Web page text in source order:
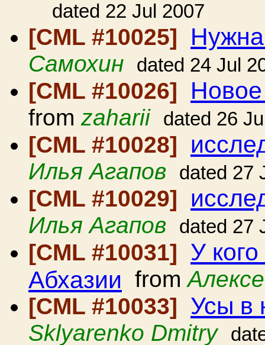
dated 22 Jul 2007
[CML #10025]
Самохин dated 24 Jul
[CML #10026]
from zaharii dated 26
[CML #10028]
Илья Агапов dated 27
[CML #10029]
Илья Агапов dated 27
[CML #10031] У
Абхазии from
[CML #10033] Усы в
Sklyarenko Dmitry